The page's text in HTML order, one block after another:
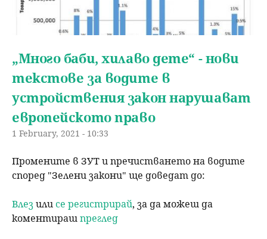
е
„Много баби, хилаво дете“ - нови
текстове за водите в
устройствения закон нарушават
европейското право
1 February, 2021 - 10:33
Промените в ЗУТ и пречистването на водите
според "Зелени закони" ще доведат до:
Влезили се регистрирай, за да можеш да
коментирашпреглед